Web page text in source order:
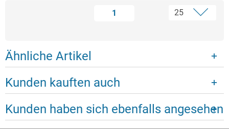
1
Ähnliche Artikel
Kunden kauften auch
Kunden haben sich ebenfalls angesehen